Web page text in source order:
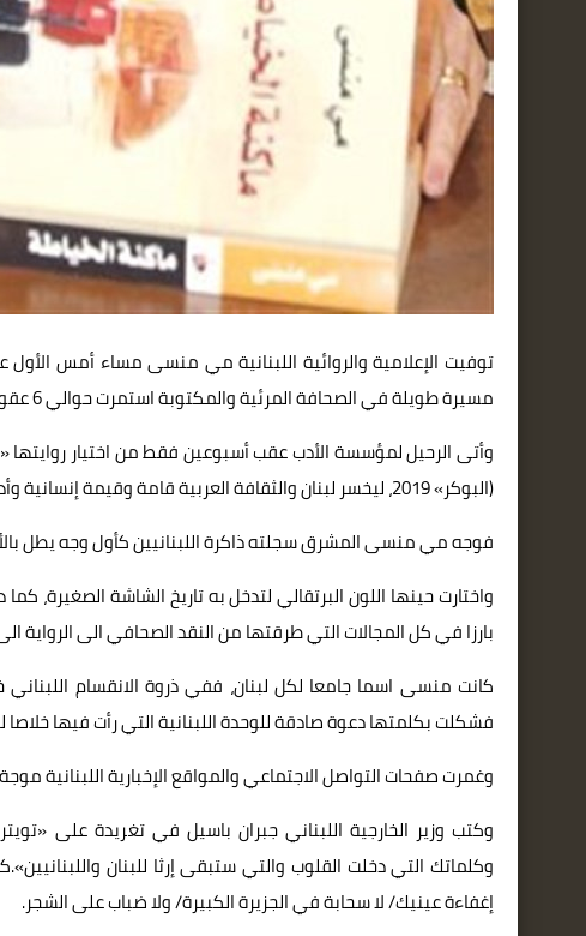
مسيرة طويلة في الصحافة المرئية والمكتوبة استمرت حوالي 6 عقود، كانت فيها رمز الكلمة والحب والشعر والأدب والإعلام.
وأتى الرحيل لمؤسسة الأدب عقب أسبوعين فقط من اختيار روايتها
(البوكر» 2019، ليخسر لبنان والثقافة العربية قامة وقيمة إنسانية وأدبية أثرت بمسيرتها المكتبة العربية.
فوجه مي منسى المشرق سجلته ذاكرة اللبنانيين كأول وجه يطل
واختارت حينها اللون البرتقالي لتدخل به تاريخ الشاشة الصغيرة،
بارزا في كل المجالات التي طرقتها من النقد الصحافي الى الرواية
كانت منسى اسما جامعا لكل لبنان، ففي ذروة الانقسام
فشكلت بكلمتها دعوة صادقة للوحدة اللبنانية التي رأت فيها
وغمرت صفحات التواصل الاجتماعي والمواقع الإخبارية اللبنانية
وكتب وزير الخارجية اللبناني جبران باسيل في تغريدة على
وكلماتك التي دخلت القلوب والتي ستبقى إرثا للبنان
إغفاءة عينيك/ لا سحابة في الجزيرة الكبيرة/ ولا ضباب على الشجر.